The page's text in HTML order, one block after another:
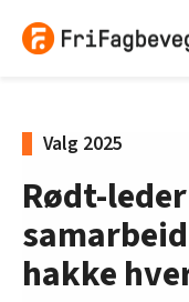
Valg 2025
Rødt-
hakke